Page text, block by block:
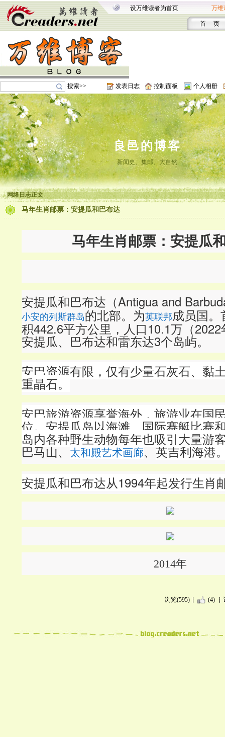
设万维读者为首页 万维
首 页
搜索>> 发表日志 控制面板 个人相册
良邑的博客
新闻史、集邮、大自然
网络日志正文
马年生肖邮票：安提瓜和巴布达
马年生肖邮票：安提瓜
安提瓜和巴布达（Antigua and
小安的列斯群岛的北部。为英联邦成员国。
积442.6平方公里，人口10.1万（
安提瓜、巴布达和雷东达3个岛屿。
安巴资源有限，仅有少量石灰石、黏
重晶石。
安巴旅游资源享誉海外， 旅游业在国
位。安提瓜岛以海滩、国际赛艇比赛
岛内各种野生动物每年也吸引大量游
巴马山、 太和殿艺术画廊、 英吉利海港
安提瓜和巴布达从1994年起发行生肖
2014年
浏览(595) (4)